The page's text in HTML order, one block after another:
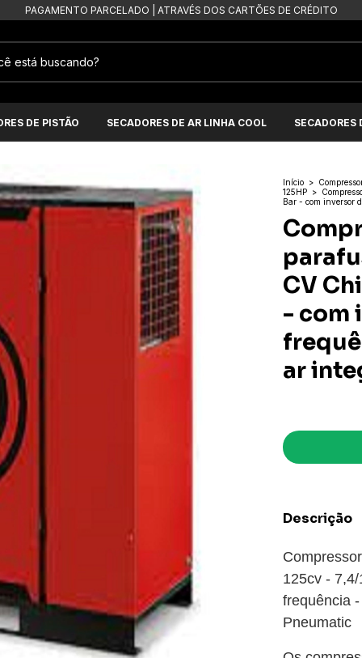
DE CRÉDITO
DE PISTÃO SECADORES DE AR LINHA COOL SECADORES
Início >
125HP >
Bar - com inversor
CV
- com
ar
Descrição
125cv -
frequência
Pneumatic